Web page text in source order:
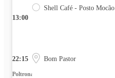
13:00
Shell Café - Posto Mocão
22:15 Bom Pastor
Poltrona